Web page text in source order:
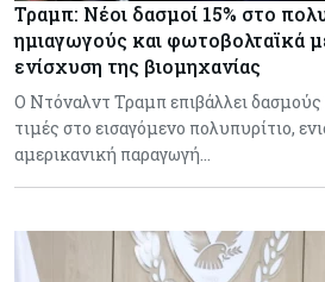
Τραμπ: Νέοι δασμοί 15% στο
ημιαγωγούς και φωτοβολταϊκά
ενίσχυση της βιομηχανίας
Ο Ντόναλντ Τραμπ επιβάλλει δασμούς
τιμές στο εισαγόμενο πολυπυρίτιο,
αμερικανική παραγωγή…